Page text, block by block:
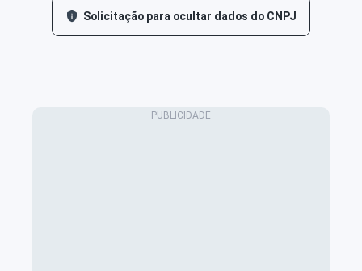
Solicitação para ocultar dados do CNPJ